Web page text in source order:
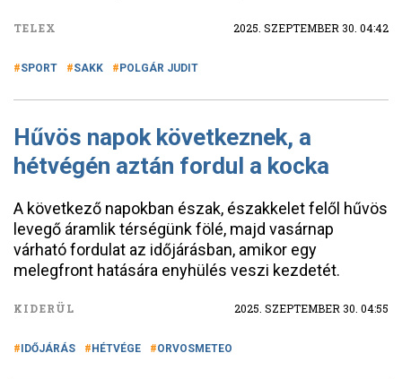
TELEX 2025. SZEPTEMBER 30. 04:42
SPORT SAKK POLGÁR JUDIT
Hűvös napok következnek, a
hétvégén aztán fordul a kocka
A következő napokban észak, északkelet felől hűvös
levegő áramlik térségünk fölé, majd vasárnap
várható fordulat az időjárásban, amikor egy
melegfront hatására enyhülés veszi kezdetét.
KIDERÜL 2025. SZEPTEMBER 30. 04:55
IDŐJÁRÁS HÉTVÉGE ORVOSMETEO